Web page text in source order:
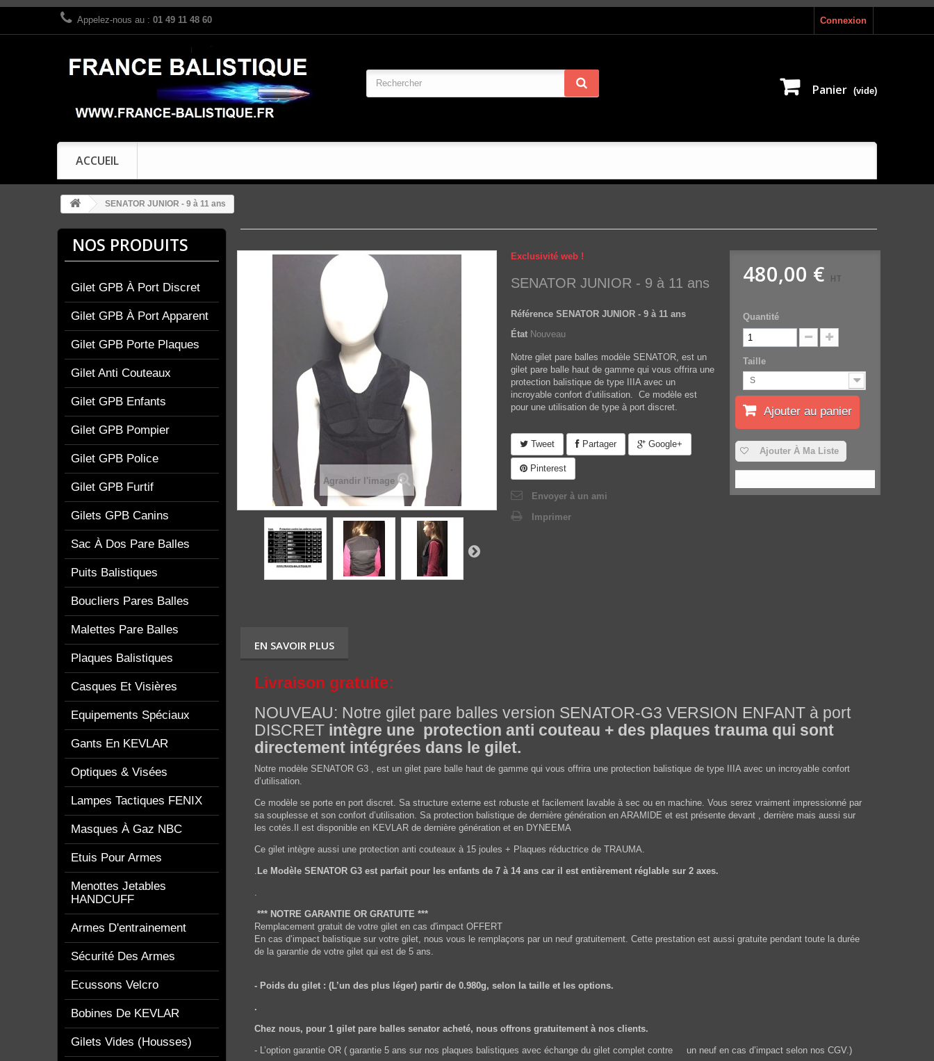
Connexion
Appelez-nous au : 01 49 11 48 60
Panier (vide)
ACCUEIL
SENATOR JUNIOR - 9 à 11 ans
NOS PRODUITS
Gilet GPB À Port Discret
Gilet GPB À Port Apparent
Gilet GPB Porte Plaques
Gilet Anti Couteaux
Gilet GPB Enfants
Gilet GPB Pompier
Gilet GPB Police
Gilet GPB Furtif
Gilets GPB Canins
Sac À Dos Pare Balles
Puits Balistiques
Boucliers Pares Balles
Malettes Pare Balles
Plaques Balistiques
Casques Et Visières
Equipements Spéciaux
Gants En KEVLAR
Optiques & Visées
Lampes Tactiques FENIX
Masques À Gaz NBC
Etuis Pour Armes
Menottes Jetables
HANDCUFF
Armes D'entrainement
Sécurité Des Armes
Ecussons Velcro
Bobines De KEVLAR
Gilets Vides (housses)
Agrandir l'image
Exclusivité web !
SENATOR JUNIOR - 9 à 11 ans
Référence SENATOR JUNIOR - 9 à 11 ans
État Nouveau
Notre gilet pare balles modèle SENATOR, est un
gilet pare balle haut de gamme qui vous offrira une
protection balistique de type IIIA avec un
incroyable confort d’utilisation. Ce modèle est
pour une utilisation de type à port discret.
Tweet Partager Google+
Pinterest
Envoyer à un ami
Imprimer
480,00 € HT
Quantité
Taille
S
Ajouter au panier
Ajouter À Ma Liste
EN SAVOIR PLUS
Livraison gratuite:
NOUVEAU: Notre gilet pare balles version SENATOR-G3 VERSION ENFANT à port
DISCRET intègre une protection anti couteau + des plaques trauma qui sont
directement intégrées dans le gilet.
Notre modèle SENATOR G3 , est un gilet pare balle haut de gamme qui vous offrira une protection balistique de type IIIA avec un incroyable confort
d’utilisation.
Ce modèle se porte en port discret. Sa structure externe est robuste et facilement lavable à sec ou en machine. Vous serez vraiment impressionné par
sa souplesse et son confort d’utilisation. Sa protection balistique de dernière génération en ARAMIDE et est présente devant , derrière mais aussi sur
les cotés.Il est disponible en KEVLAR de dernière génération et en DYNEEMA
Ce gilet intègre aussi une protection anti couteaux à 15 joules + Plaques réductrice de TRAUMA.
. Le Modèle SENATOR G3 est parfait pour les enfants de 7 à 14 ans car il est entièrement réglable sur 2 axes.
.
*** NOTRE GARANTIE OR GRATUITE ***
Remplacement gratuit de votre gilet en cas d'impact OFFERT
En cas d’impact balistique sur votre gilet, nous vous le remplaçons par un neuf gratuitement. Cette prestation est aussi gratuite pendant toute la durée
de la garantie de votre gilet qui est de 5 ans.
- Poids du gilet : (L’un des plus léger) partir de 0.980g, selon la taille et les options.
.
Chez nous, pour 1 gilet pare balles senator acheté, nous offrons gratuitement à nos clients.
- L’option garantie OR ( garantie 5 ans sur nos plaques balistiques avec échange du gilet complet contre un neuf en cas d’impact selon nos CGV.)